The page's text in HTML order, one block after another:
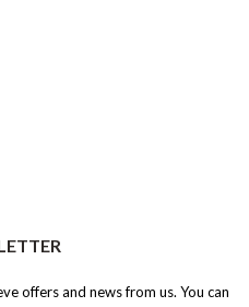
offers and news from us. You can